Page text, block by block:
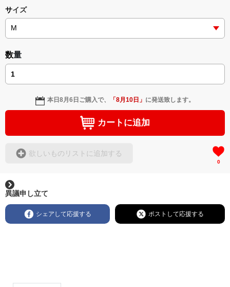
サイズ
数量
本日8月6日 ご購入で、 「8月10日 」 に発送致します。
カートに追加
欲しいものリストに追加する
0
異議申し立て
シェアして応援する ポストして応援する